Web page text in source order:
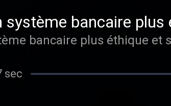
système bancaire
bancaire plus éthique et
sec